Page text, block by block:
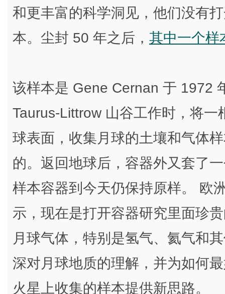
和更丰富的科学洞见，他们没有
本。尘封 50 年之后， 其中一个样
该样本是 Gene Cernan 于 1972
Taurus-Littrow 山谷工作时，将
球表面，收集月球的土壤和气体
的。返回地球后，容器外又套了
样本容器到今天仍保持原样。 欧
示，现在是打开容器研究里面珍
月球气体，特别是氢气、氦气和
深对月球地质的理解，并为如何
火星上收集的样本提供新思路。